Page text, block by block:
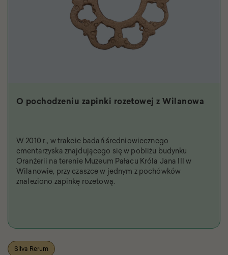
O pochodzeniu zapinki rozetowej z Wilanowa
W 2010 r., w trakcie badań średniowiecznego
cmentarzyska znajdującego się w pobliżu budynku
Oranżerii na terenie Muzeum Pałacu Króla Jana III w
Wilanowie, przy czaszce w jednym z pochówków
znaleziono zapinkę rozetową.
Silva Rerum